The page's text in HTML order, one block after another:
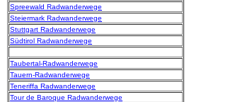
Spreewald Radwanderwege
Steiermark Radwanderwege
Stuttgart Radwanderwege
Südtirol Radwanderwege
Taubertal-Radwanderwege
Tauern-Radwanderwege
Teneriffa Radwanderwege
Tour de Baroque Radwanderwege